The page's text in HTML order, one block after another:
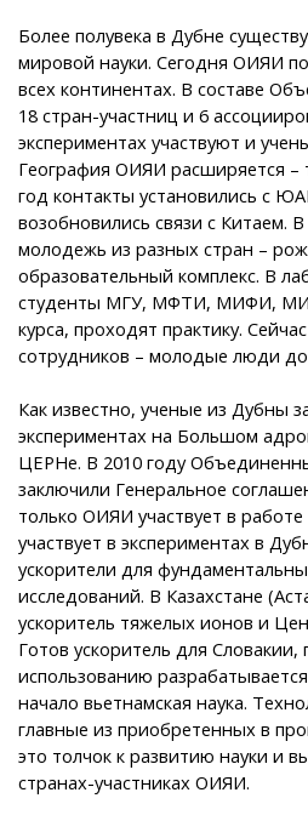
Более полувека в Дубне
мировой науки. Сегодня ОИЯИ
всех континентах. В составе
18 стран-участниц и 6
экспериментах участвуют и
География ОИЯИ расширяется –
год контакты установились с
возобновились связи с Китаем.
молодежь из разных стран –
образовательный комплекс. В
студенты МГУ, МФТИ, МИФИ,
курса, проходят практику.
сотрудников – молодые люди до
Как известно, ученые из Дубны
экспериментах на Большом
ЦЕРНе. В 2010 году
заключили Генеральное
только ОИЯИ участвует в
участвует в экспериментах в
ускорители для
исследований. В Казахстане
ускоритель тяжелых ионов и
Готов ускоритель для Словакии,
использованию
начало вьетнамская наука.
главные из приобретенных в
это толчок к развитию науки и
странах-участниках ОИЯИ.